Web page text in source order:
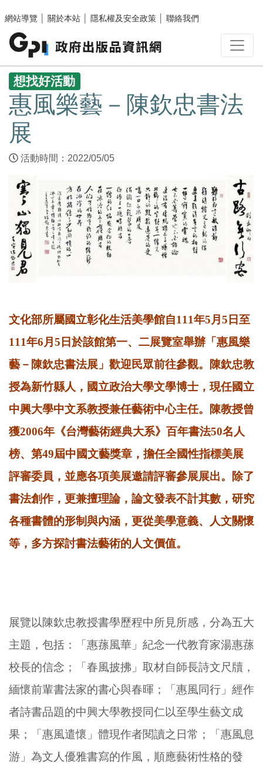
網站導覽
關於本站 隱私權及安全政策 聯絡我們
:::
想找好活動
惠風樂藝－陳欽忠書法
展
活動時間：2022/05/05
文化部所屬國立彰化生活美學館自111年5月5日至
111年6月5日於該館第一、二展覽室舉辦「惠風樂
藝－陳欽忠書法展」歡迎民眾前往參觀。陳欽忠教
授為新竹縣人，國立政治大學文學博士，現任國立
中興大學中文系教授兼任藝術中心主任。陳教授曾
獲2006年《台灣藝術經典大系》百年書法50名人
榜、第49屆中國文藝獎章，擔任全國性指標美展
評審委員，並應各項美展邀請評審參展展出。除了
書法創作，更兼擅理論，論文發表不計其數，研究
各種書體的形制與內涵，更從美學意義、人文關懷
等，多方探討書法藝術的人文價值。
展覽以陳欽忠教授書學歷程中所見所感，分為五大
主題，包括：「惠蓀風華」紀念一代教育家湯惠蓀
校長的信念；「春風披拂」取材自師長詩文尺牘，
緬懷前輩書法家的書心與春暉；「惠風同行」經作
者詩書品題的中興大學教授同仁以至學生藝文成
果；「惠風遣懷」體現作者閱讀之日常；「惠風息
游」為文人優雅書寫的作風，順應藝術性格的發